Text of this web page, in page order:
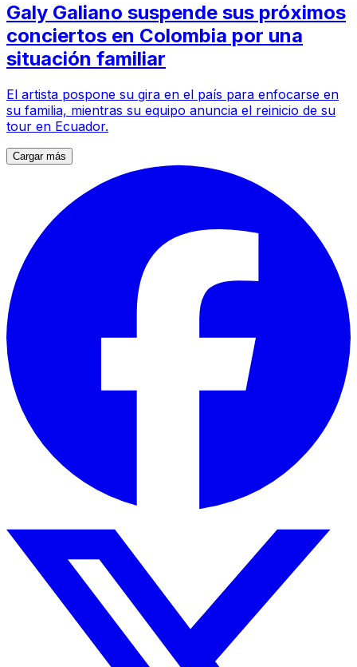
Galy Galiano suspende sus próximos
conciertos en Colombia por una
situación familiar
El artista pospone su gira en el país para enfocarse en
su familia, mientras su equipo anuncia el reinicio de su
tour en Ecuador.
Cargar más